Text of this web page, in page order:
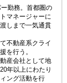
勤務。首都圏の
マネージャーに
しまで一気通貫
不動産系クライ
を行う。
産会社として地
年以上にわたり
ング活動を行